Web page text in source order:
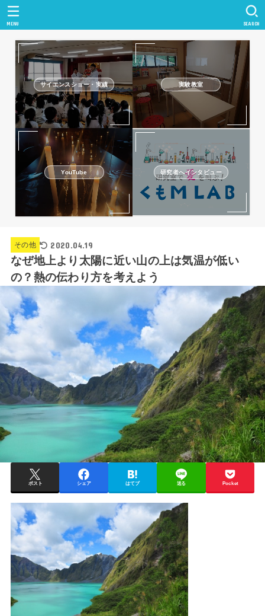
SEARCH
MENU
サイエンスショー・実績 実験教室
YouTube 研究者へインタビュー
その他 2020.04.19
なぜ地上より太陽に近い山の上は気温が低い
の？熱の伝わり方を考えよう
ポスト シェア はてブ 送る Pocket